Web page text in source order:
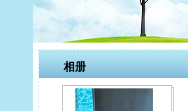
相册